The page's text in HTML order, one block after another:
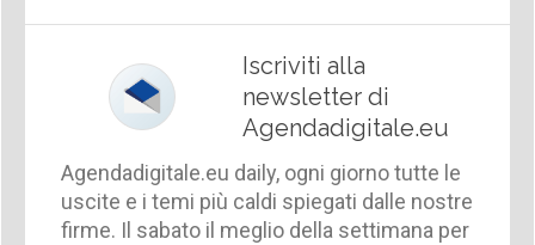
Iscriviti alla
newsletter di
Agendadigitale.eu
Agendadigitale.eu daily, ogni giorno tutte le
uscite e i temi più caldi spiegati dalle nostre
firme. Il sabato il meglio della settimana per